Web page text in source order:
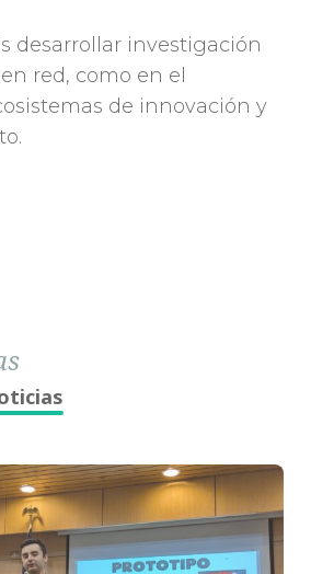
desarrollar investigación
red, como en el
de innovación y